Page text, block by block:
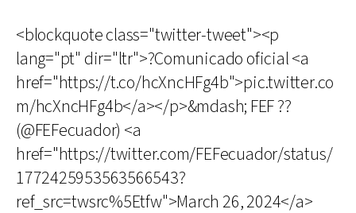
<blockquote class="twitter-tweet"><p
lang="pt" dir="ltr">?Comunicado oficial <a
href="https://t.co/hcXncHFg4b">pic.twitter.co
m/hcXncHFg4b</a></p>&mdash; FEF ??
(@FEFecuador) <a
href="https://twitter.com/FEFecuador/status/
1772425953563566543?
ref_src=twsrc%5Etfw">March 26, 2024</a>